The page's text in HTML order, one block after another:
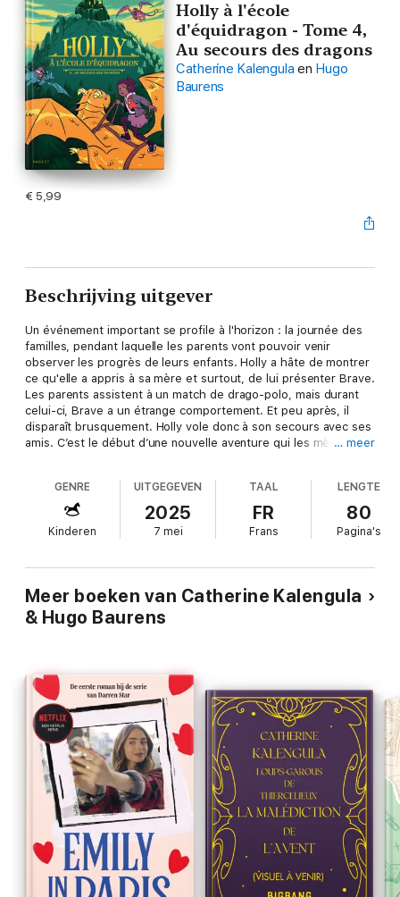
Holly à l'école
d'équidragon - Tome 4,
Au secours des dragons
Catherine Kalengula en Hugo
Baurens
€ 5,99
Beschrijving uitgever
Un événement important se profile à l'horizon : la journée des
familles, pendant laquelle les parents vont pouvoir venir
observer les progrès de leurs enfants. Holly a hâte de montrer
ce qu'elle a appris à sa mère et surtout, de lui présenter Brave.
Les parents assistent à un match de drago-polo, mais durant
celui-ci, Brave a un étrange comportement. Et peu après, il
disparaît brusquement. Holly vole donc à son secours avec ses
amis. C’est le début d’une nouvelle aventure qui les mènera… meer
GENRE
Kinderen
UITGEGEVEN
2025
7 mei
TAAL
FR
Frans
LENGTE
80
Pagina's
Meer boeken van Catherine Kalengula
& Hugo Baurens